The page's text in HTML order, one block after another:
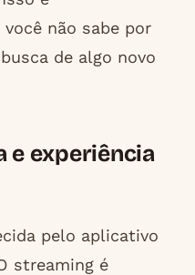
não sabe por
de algo novo
e experiência
pelo aplicativo
streaming é